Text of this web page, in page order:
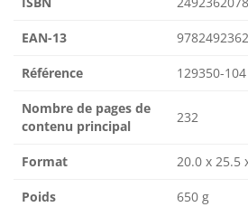
EAN-13
Référence 129350-104
Nombre de pages de
contenu principal
232
Format 20.0 x 25.5
Poids 650 g